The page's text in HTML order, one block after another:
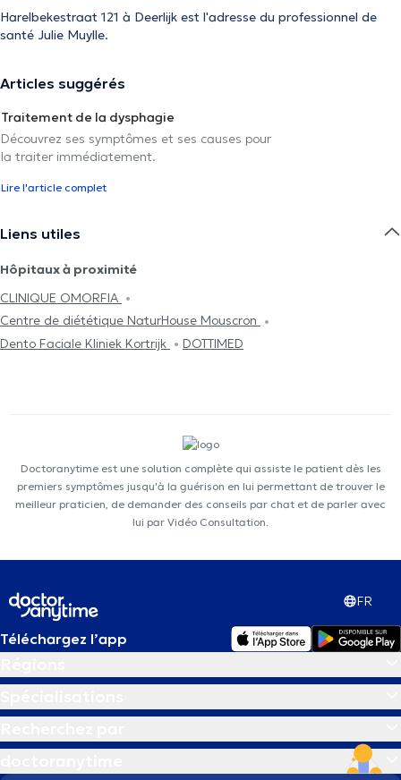
Harelbekestraat 121 à Deerlijk est l'adresse du professionnel de
santé Julie Muylle.
Articles suggérés
Traitement de la dysphagie
Découvrez ses symptômes et ses causes pour
la traiter immédiatement.
Lire l'article complet
Liens utiles
Hôpitaux à proximité
CLINIQUE OMORFIA
Centre de diététique NaturHouse Mouscron
Dento Faciale Kliniek Kortrijk
DOTTIMED
Doctoranytime est une solution complète qui assiste le patient dès les
premiers symptômes jusqu'à la guérison en lui permettant de trouver le
meilleur praticien, de demander des conseils par chat et de parler avec
lui par Vidéo Consultation.
FR
Téléchargez l’app